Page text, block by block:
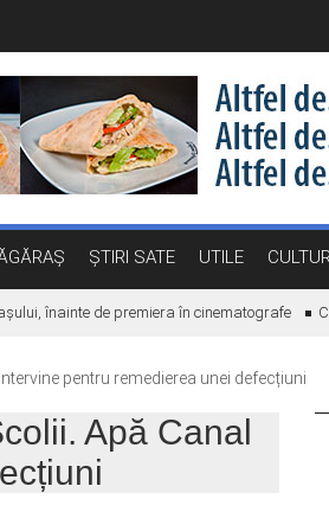
ȘTIRI SATE UTILE
înainte de premiera în cinematografe Ce
pentru remedierea unei defecțiuni
Apă Canal